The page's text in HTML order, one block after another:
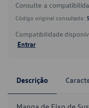
Consulte a
Código original consultado:
Compatibilidade
Entrar
Descrição